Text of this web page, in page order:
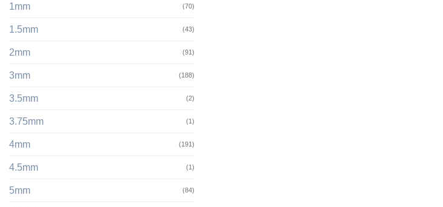
1mm (70)
1.5mm (43)
2mm (91)
3mm (188)
3.5mm (2)
3.75mm (1)
4mm (191)
4.5mm (1)
5mm (84)